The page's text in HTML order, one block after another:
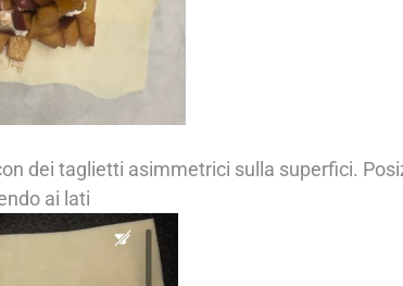
dei taglietti asimmetrici sulla superfici.
ai lati